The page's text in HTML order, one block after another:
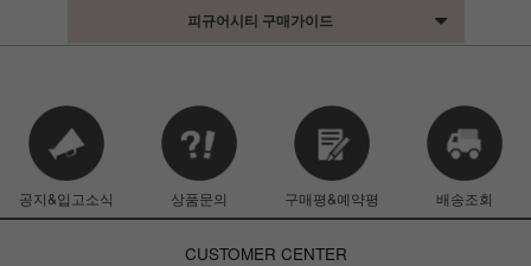
피규어시티 구매가이드
공지&입고소식 상품문의 구매평&예약평 배송조회
CUSTOMER CENTER